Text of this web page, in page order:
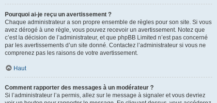
Pourquoi ai-je reçu un avertissement ?
Chaque administrateur a son propre ensemble de règles pour son site. Si vous
avez dérogé à une règle, vous pouvez recevoir un avertissement. Notez que
c’est la décision de l’administrateur, et que phpBB Limited n’est pas concerné
par les avertissements d’un site donné. Contactez l’administrateur si vous ne
comprenez pas les raisons de votre avertissement.
Haut
Comment rapporter des messages à un modérateur ?
Si l’administrateur l’a permis, allez sur le message à signaler et vous devriez